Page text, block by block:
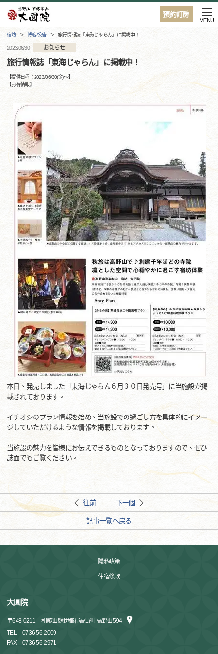
預約訂房
MENU
宿坊 博客/公告 旅行情報誌「東海じゃらん」に掲載中！
2023/06/30 お知らせ
旅行情報誌「東海じゃらん」に掲載中！
【提供日程：2023/06/30(金)〜】
【お得情報】
本日、発売しました「東海じゃらん６月３０日発売号」に当施設が掲
載されております。
イチオシのプラン情報を始め、当施設での過ごし方を具体的にイメー
ジしていただけるような情報を掲載しております。
当施設の魅力を皆様にお伝えできるものとなっておりますので、ぜひ
誌面でもご覧ください。
往前 下一個
記事一覧へ戻る
隱私政策
住宿條款
大圓院
〒648-0211
和歌山縣伊都郡高野町高野山594
TEL
0736-56-2009
FAX
0736-56-2971